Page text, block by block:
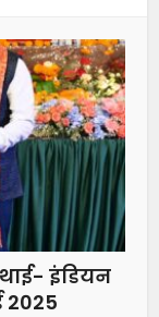
इंडियन
2025